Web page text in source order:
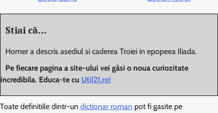
Stiai că...
Homer a descris asediul si caderea Troiei in epopeea Iliada.
Pe fiecare pagina a site-ului vei găsi o noua curiozitate
incredibila. Educa-te cu Util21.ro!
Toate definitiile dintr-un dictionar roman pot fi gasite pe